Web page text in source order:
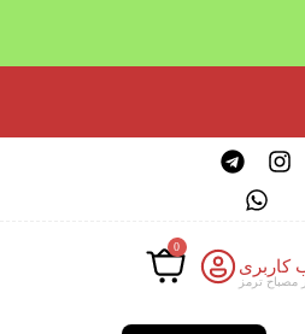
کاربری
مصباح ترمز
0